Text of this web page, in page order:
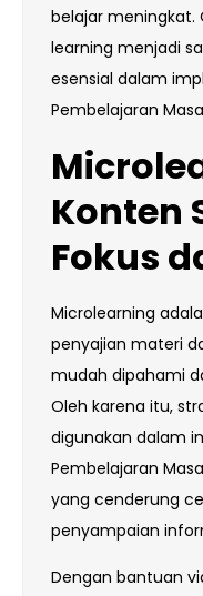
belajar meningkat.
learning menjadi
esensial dalam
Pembelajaran
Konten
Fokus
Microlearning
penyajian materi
mudah dipahami
Oleh karena itu,
digunakan dalam
Pembelajaran
yang cenderung
penyampaian
Dengan bantuan